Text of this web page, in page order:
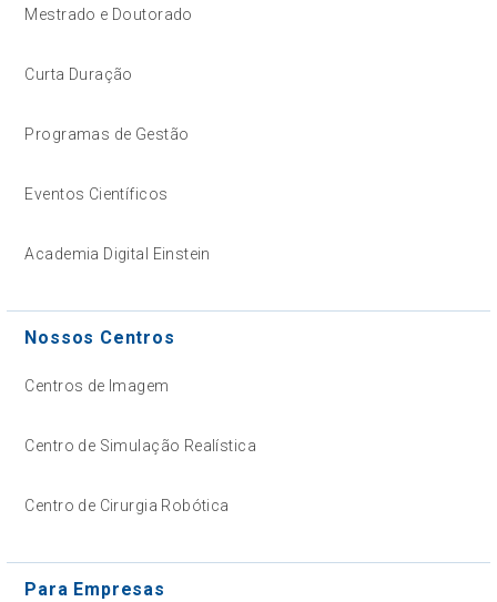
Mestrado e Doutorado
Curta Duração
Programas de Gestão
Eventos Científicos
Academia Digital Einstein
Nossos Centros
Centros de Imagem
Centro de Simulação Realística
Centro de Cirurgia Robótica
Para Empresas